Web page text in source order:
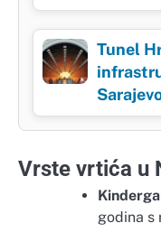
Tunel
Vrste vrtića u
godina s